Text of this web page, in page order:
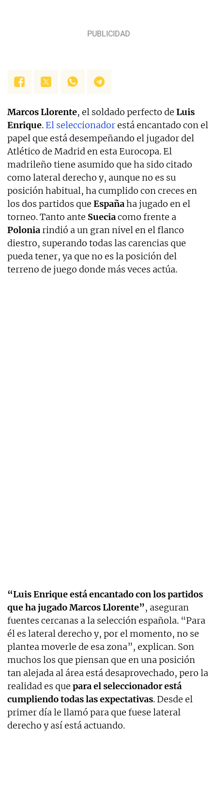
Marcos Llorente, el soldado perfecto de Luis
Enrique. El seleccionadorestá encantado con el
papel que está desempeñando el jugador del
Atlético de Madrid en esta Eurocopa. El
madrileño tiene asumido que ha sido citado
como lateral derecho y, aunque no es su
posición habitual, ha cumplido con creces en
los dos partidos que Españaha jugado en el
torneo. Tanto ante Sueciacomo frente a
Poloniarindió a un gran nivel en el flanco
diestro, superando todas las carencias que
pueda tener, ya que no es la posición del
terreno de juego donde más veces actúa.
“Luis Enrique está encantado con los partidos
que ha jugado Marcos Llorente”, aseguran
fuentes cercanas a la selección española. “Para
él es lateral derecho y, por el momento, no se
plantea moverle de esa zona”, explican. Son
muchos los que piensan que en una posición
tan alejada al área está desaprovechado, pero la
realidad es que para el seleccionador está
cumpliendo todas las expectativas. Desde el
primer día le llamó para que fuese lateral
derecho y así está actuando.